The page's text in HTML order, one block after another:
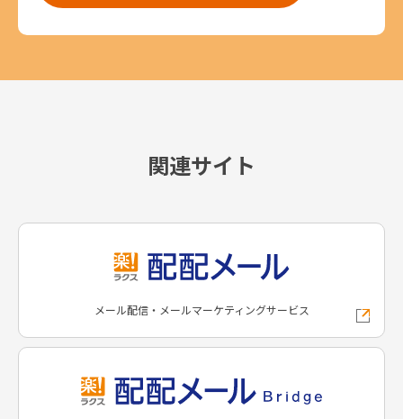
関連サイト
メール配信・メールマーケティングサービス